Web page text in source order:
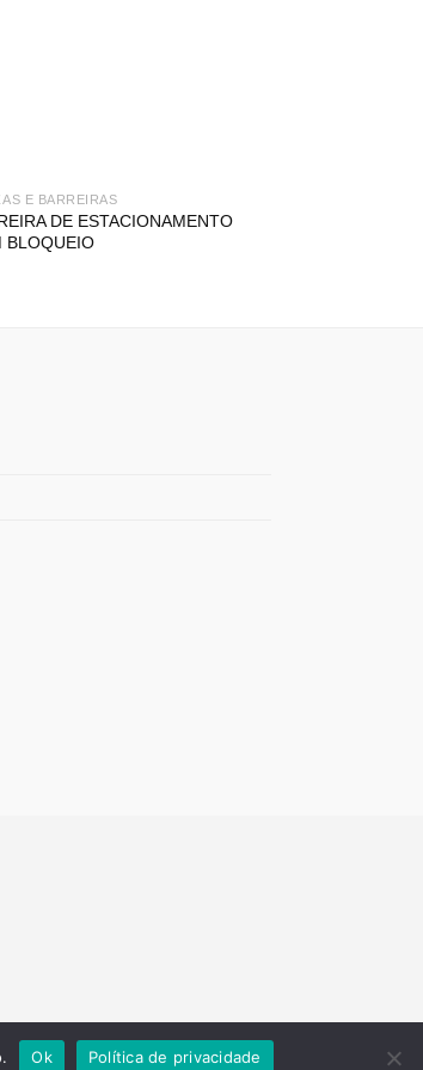
E BARREIRAS
DE ESTACIONAMENTO
BLOQUEIO
Ok Política de privacidade